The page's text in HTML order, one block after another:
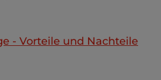
- Vorteile und Nachteile